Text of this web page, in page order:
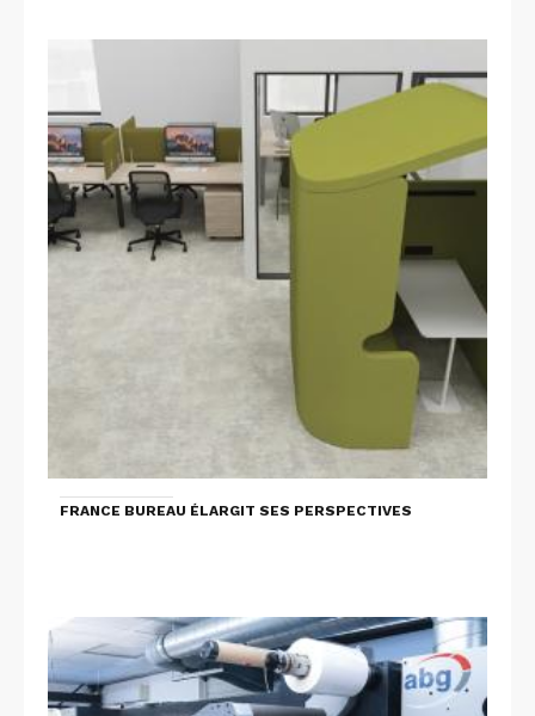
FRANCE BUREAU ÉLARGIT SES PERSPECTIVES